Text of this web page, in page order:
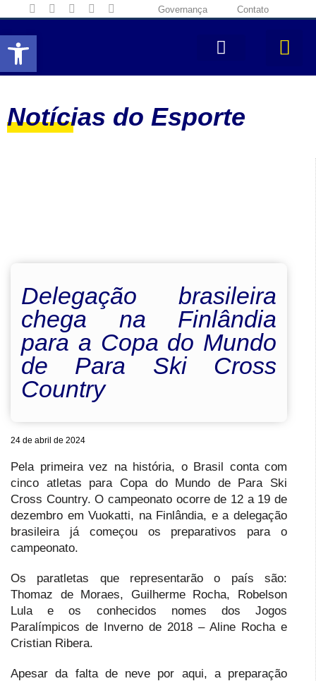
Abrir a barra de ferramentas
Governança Contato
Notícias do Esporte
Delegação brasileira
chega na Finlândia
para a Copa do Mundo
de Para Ski Cross
Country
24 de abril de 2024
Pela primeira vez na história, o Brasil conta com
cinco atletas para Copa do Mundo de Para Ski
Cross Country. O campeonato ocorre de 12 a 19 de
dezembro em Vuokatti, na Finlândia, e a delegação
brasileira já começou os preparativos para o
campeonato.
Os paratletas que representarão o país são:
Thomaz de Moraes, Guilherme Rocha, Robelson
Lula e os conhecidos nomes dos Jogos
Paralímpicos de Inverno de 2018 – Aline Rocha e
Cristian Ribera.
Apesar da falta de neve por aqui, a preparação